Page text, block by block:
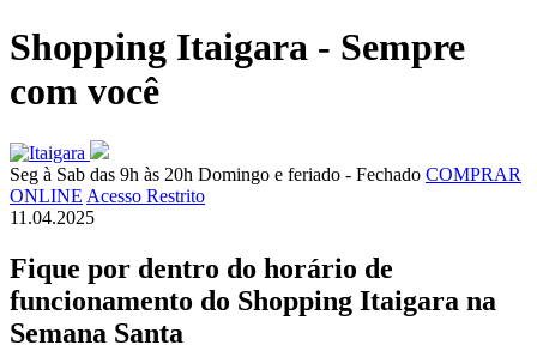
Shopping Itaigara - Sempre
com você
Seg à Sab das 9h às 20h Domingo e feriado - Fechado COMPRAR
ONLINE Acesso Restrito
11.04.2025
Fique por dentro do horário de
funcionamento do Shopping Itaigara na
Semana Santa